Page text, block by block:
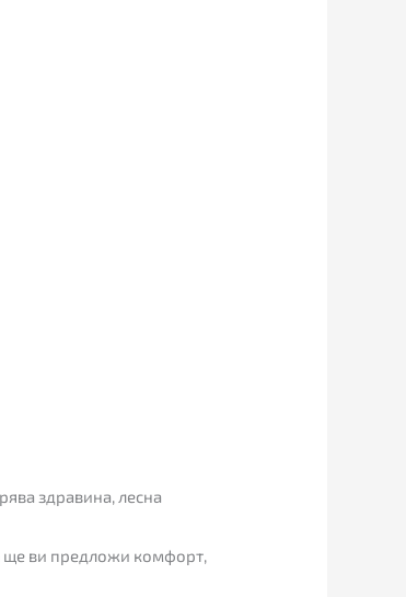
здравина, лесна
ще ви предложи комфорт,